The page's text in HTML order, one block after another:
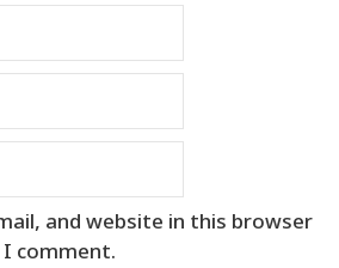
and website in this browser
comment.